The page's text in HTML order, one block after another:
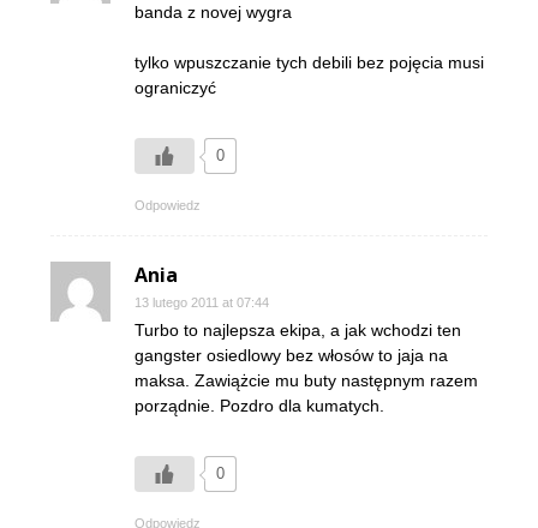
banda z novej wygra
tylko wpuszczanie tych debili bez pojęcia musi
ograniczyć
0
Odpowiedz
Ania
13 lutego 2011 at 07:44
Turbo to najlepsza ekipa, a jak wchodzi ten
gangster osiedlowy bez włosów to jaja na
maksa. Zawiążcie mu buty następnym razem
porządnie. Pozdro dla kumatych.
0
Odpowiedz